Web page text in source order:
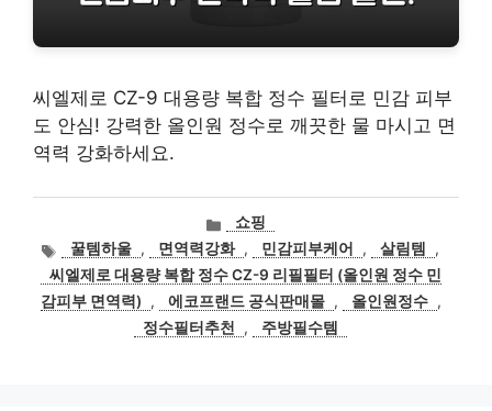
씨엘제로 CZ-9 대용량 복합 정수 필터로 민감 피부
도 안심! 강력한 올인원 정수로 깨끗한 물 마시고 면
역력 강화하세요.
카
테
고
리
쇼핑
태
그
꿀템하울 , 면역력강화 , 민감피부케어 , 살림템
,
씨엘제로 대용량 복합 정수 CZ-9 리필필터 (올인원 정수 민
감피부 면역력)
, 에코프랜드 공식판매몰 , 올인원정수 ,
정수필터추천
, 주방필수템